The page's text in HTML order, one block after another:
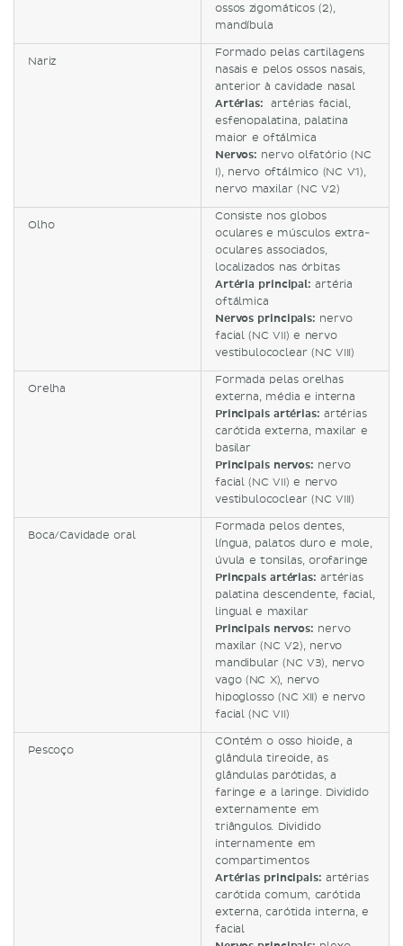
ossos zigomáticos (2),
mandíbula
Nariz
Formado pelas cartilagens
nasais e pelos ossos nasais,
anterior à cavidade nasal
Artérias: artérias facial,
esfenopalatina, palatina
maior e oftálmica
Nervos: nervo olfatório (NC
I), nervo oftálmico (NC V1),
nervo maxilar (NC V2)
Olho
Consiste nos globos
oculares e músculos extra-
oculares associados,
localizados nas órbitas
Artéria principal:artéria
oftálmica
Nervos principais: nervo
facial (NC VII) e nervo
vestibulococlear (NC VIII)
Orelha
Formada pelas orelhas
externa, média e interna
Principais artérias: artérias
carótida externa, maxilar e
basilar
Principais nervos: nervo
facial (NC VII) e nervo
vestibulococlear (NC VIII)
Boca/Cavidade oral
Formada pelos dentes,
língua, palatos duro e mole,
úvula e tonsilas, orofaringe
Princpais artérias: artérias
palatina descendente, facial,
lingual e maxilar
Principais nervos: nervo
maxilar (NC V2), nervo
mandibular (NC V3), nervo
vago (NC X), nervo
hipoglosso (NC XII) e nervo
facial (NC VII)
Pescoço
COntém o osso hioide, a
glândula tireoide, as
glândulas parótidas, a
faringe e a laringe. Dividido
externamente em
triângulos. Dividido
internamente em
compartimentos
Artérias principais: artérias
carótida comum, carótida
externa, carótida interna, e
facial